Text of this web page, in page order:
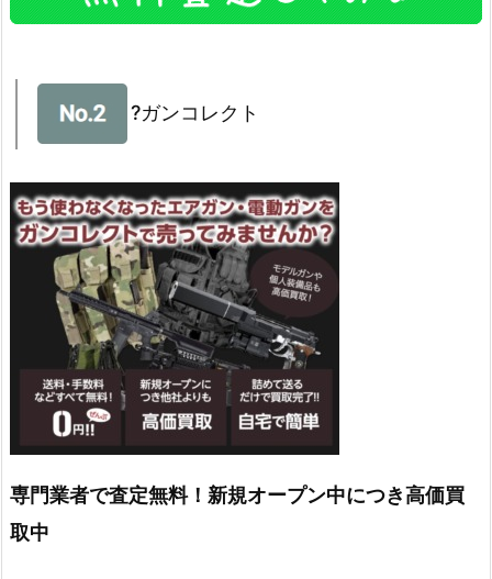
?ガンコレクト
専門業者で査定無料！新規オープン中につき高価買
取中